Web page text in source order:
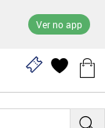
Ver no app